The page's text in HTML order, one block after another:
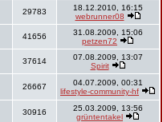
29783
18.12.2010, 16:15
webrunner08
41656
31.08.2009, 15:06
petzen72
37614
07.08.2009, 13:07
Spirit
26667
04.07.2009, 00:31
lifestyle-community-hf
30916
25.03.2009, 13:56
grüntentakel